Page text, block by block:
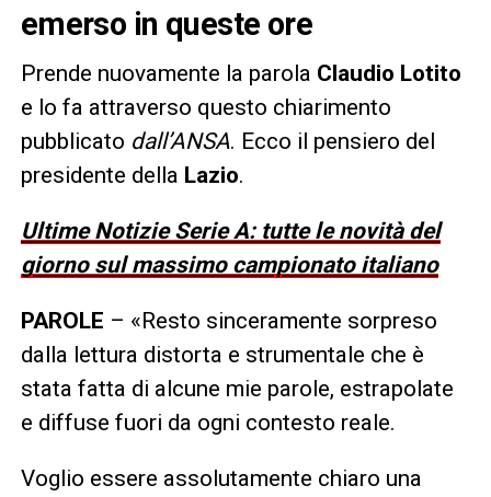
emerso in queste ore
Prende nuovamente la parola Claudio Lotito
e lo fa attraverso questo chiarimento
pubblicato dall’ANSA. Ecco il pensiero del
presidente della Lazio.
Ultime Notizie Serie A: tutte le novità del
giorno sul massimo campionato italiano
PAROLE – «Resto sinceramente sorpreso
dalla lettura distorta e strumentale che è
stata fatta di alcune mie parole, estrapolate
e diffuse fuori da ogni contesto reale.
Voglio essere assolutamente chiaro una